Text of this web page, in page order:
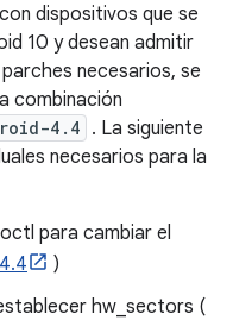
dispositivos que se
10 y desean admitir
necesarios, se
combinación
4.4 . La siguiente
necesarios para la
para cambiar el
4.4
)
hw_sectors (